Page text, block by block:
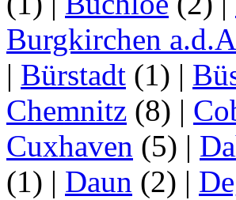
Burgkirchen
| Bürstadt (1) |
Chemnitz (8) |
Cuxhaven (5) |
(1) | Daun (2) |